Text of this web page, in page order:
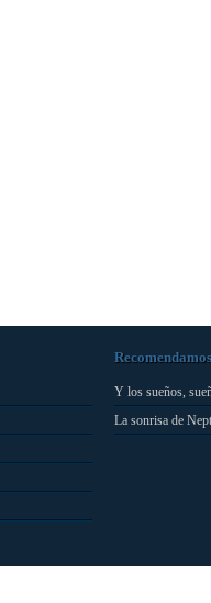
Recomendamos
Y los sueños,
La sonrisa de